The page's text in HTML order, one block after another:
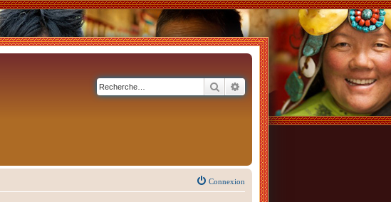
RechercherRecherche avancée
Connexion